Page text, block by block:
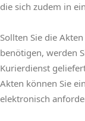
die sich zudem in
Sollten Sie die
benötigen, werden
Kurierdienst
Akten können Sie
elektronisch